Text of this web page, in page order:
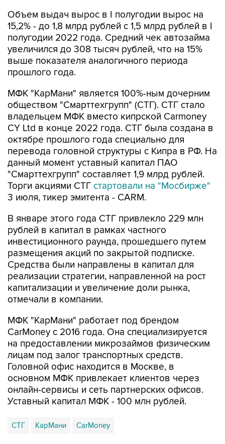
Объем выдач вырос в I полугодии вырос на
15,2% - до 1,8 млрд рублей с 1,5 млрд рублей в I
полугодии 2022 года. Средний чек автозайма
увеличился до 308 тысяч рублей, что на 15%
выше показателя аналогичного периода
прошлого года.
МФК "КарМани" является 100%-ным дочерним
обществом "Смарттехгрупп" (СТГ). СТГ стало
владельцем МФК вместо кипрской Carmoney
CY Ltd в конце 2022 года. СТГ была создана в
октябре прошлого года специально для
перевода головной структуры с Кипра в РФ. На
данный момент уставный капитал ПАО
"Смарттехгрупп" составляет 1,9 млрд рублей.
Торги акциями СТГ стартовали на "Мосбирже"
3 июля, тикер эмитента - CARM.
В январе этого года СТГ привлекло 229 млн
рублей в капитал в рамках частного
инвестиционного раунда, прошедшего путем
размещения акций по закрытой подписке.
Средства были направлены в капитал для
реализации стратегии, направленной на рост
капитализации и увеличение доли рынка,
отмечали в компании.
МФК "КарМани" работает под брендом
CarMoney с 2016 года. Она специализируется
на предоставлении микрозаймов физическим
лицам под залог транспортных средств.
Головной офис находится в Москве, в
основном МФК привлекает клиентов через
онлайн-сервисы и сеть партнерских офисов.
Уставный капитал МФК - 100 млн рублей.
СТГ КарМани CarMoney